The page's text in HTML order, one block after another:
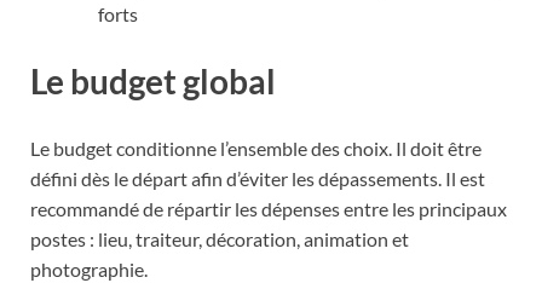
forts
Le budget global
Le budget conditionne l’ensemble des choix. Il doit être
défini dès le départ afin d’éviter les dépassements. Il est
recommandé de répartir les dépenses entre les principaux
postes : lieu, traiteur, décoration, animation et
photographie.